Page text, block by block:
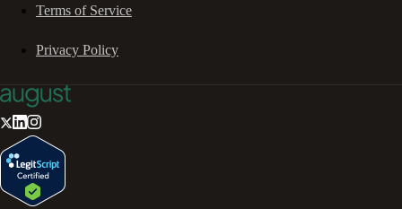
Terms of Service
Privacy Policy